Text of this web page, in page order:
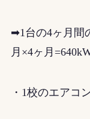
➡1台の4ヶ月間
月×4ヶ月
・1校のエアコ